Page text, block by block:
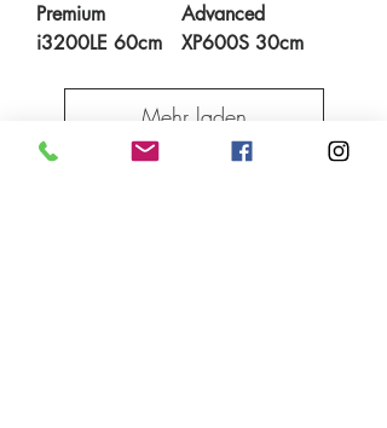
Premium
i3200LE 60cm
Advanced
XP600S 30cm​
Mehr laden